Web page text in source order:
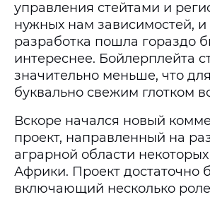
управления стейтами и
нужных нам зависимостей, и
разработка пошла гораздо
интереснее. Бойлерплейта
значительно меньше, что
буквально свежим глотком
Вскоре начался новый
проект, направленный на
аграрной области
Африки. Проект достаточно
включающий несколько